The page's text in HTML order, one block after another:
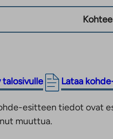
talosivulle Lataa
Linkki
esitteen tiedot ovat
muuttua.